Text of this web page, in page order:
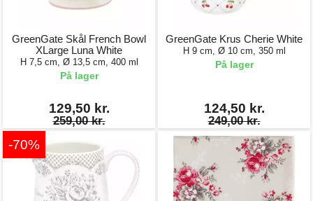
GreenGate Skål French Bowl
XLarge Luna White
H 7,5 cm, Ø 13,5 cm, 400 ml
På lager
129,50 kr.
259,00 kr.
GreenGate Krus Cherie White
H 9 cm, Ø 10 cm, 350 ml
På lager
124,50 kr.
249,00 kr.
-70%